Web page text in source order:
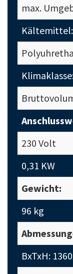
max.
Kältemittel:
230 Volt
0,31 KW
Gewicht:
96 kg
BxTxH: